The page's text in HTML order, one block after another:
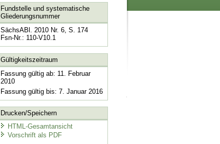
Fundstelle und systematische
Gliederungsnummer
SächsABl. 2010 Nr. 6, S. 174
Fsn-Nr.: 110-V10.1
Gültigkeitszeitraum
Fassung gültig ab: 11. Februar
2010
Fassung gültig bis: 7. Januar 2016
Drucken/Speichern
HTML-Gesamtansicht
Vorschrift als PDF